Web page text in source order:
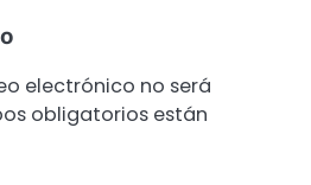
electrónico no será
obligatorios están